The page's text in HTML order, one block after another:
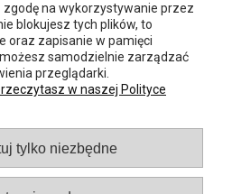
POMOC
Harasim, Bogucin 182a, 21-080
woj. lubelskie,
na wykorzystywanie przez
blokujesz tych plików, to
oraz zapisanie w pamięci
samodzielnie zarządzać
przeglądarki.
w naszej Polityce
tylko niezbędne